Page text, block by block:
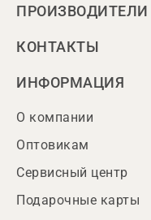
ПРОИЗВОДИТЕЛИ
КОНТАКТЫ
ИНФОРМАЦИЯ
О компании
Оптовикам
Сервисный центр
Подарочные карты